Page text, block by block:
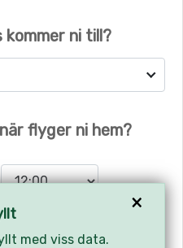
ni till?
flyger ni hem?
×
med viss data.